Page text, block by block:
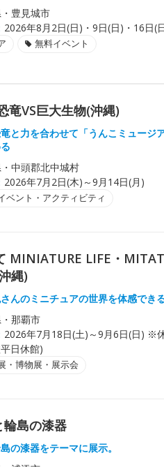
豊見城市
2026年8月2日(日)・9日(日)・16日(
無料イベント
竜VS巨大生物(沖縄)
と力を合わせて「うんこミュージ
中頭郡北中城村
2026年7月2日(木)～9月14日(月)
ベント・アクティビティ
MINIATURE LIFE・
縄)
んのミニチュアの世界を体感でき
那覇市
2026年7月18日(土)～9月6日(日) ※
日休館)
・博物展・展示会
島の漆器
の漆器をテーマに展示。